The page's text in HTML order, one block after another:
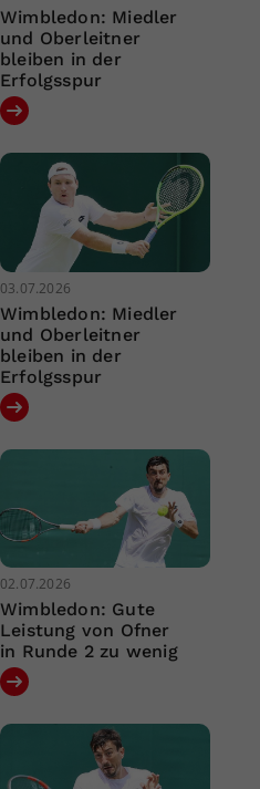
Wimbledon: Miedler
und Oberleitner
bleiben in der
Erfolgsspur
03.07.2026
Wimbledon: Miedler
und Oberleitner
bleiben in der
Erfolgsspur
02.07.2026
Wimbledon: Gute
Leistung von Ofner
in Runde 2 zu wenig